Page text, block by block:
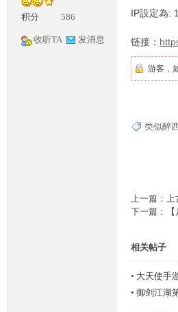
积分 586
收听TA 发消息
IP設定為:
链接：
游客，
类似醉
上一篇： 上
下一篇：
相关帖子
• 大天使手
• 御剑江湖